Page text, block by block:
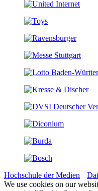
Hochschule der Medien
We use cookies on our